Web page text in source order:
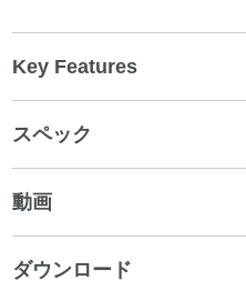
Key Features
スペック
動画
ダウンロード